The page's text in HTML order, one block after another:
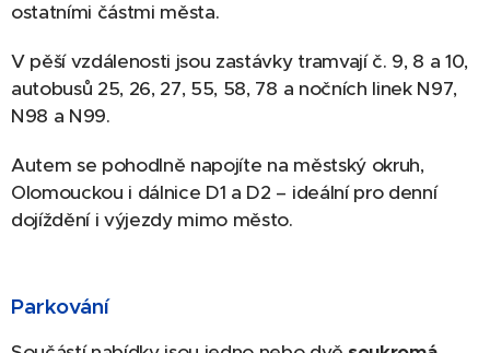
ostatními částmi města.
V pěší vzdálenosti jsou zastávky tramvají č. 9, 8 a 10,
autobusů 25, 26, 27, 55, 58, 78 a nočních linek N97,
N98 a N99.
Autem se pohodlně napojíte na městský okruh,
Olomouckou i dálnice D1 a D2 – ideální pro denní
dojíždění i výjezdy mimo město.
Parkování